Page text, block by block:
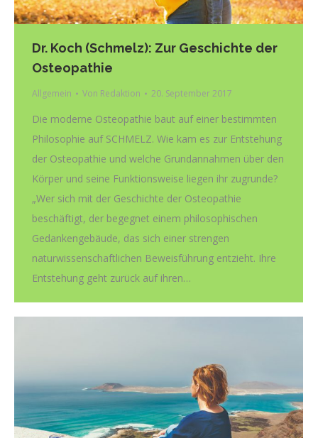
Dr. Koch (Schmelz): Zur Geschichte der
Osteopathie
Allgemein Von Redaktion 20. September 2017
Die moderne Osteopathie baut auf einer bestimmten
Philosophie auf SCHMELZ. Wie kam es zur Entstehung
der Osteopathie und welche Grundannahmen über den
Körper und seine Funktionsweise liegen ihr zugrunde?
„Wer sich mit der Geschichte der Osteopathie
beschäftigt, der begegnet einem philosophischen
Gedankengebäude, das sich einer strengen
naturwissenschaftlichen Beweisführung entzieht. Ihre
Entstehung geht zurück auf ihren…